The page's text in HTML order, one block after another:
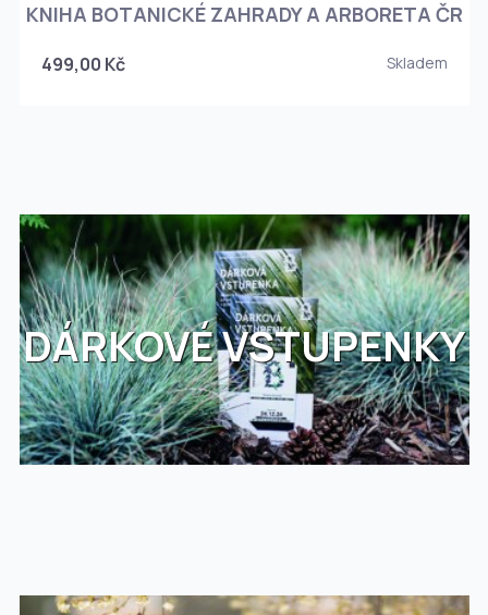
KNIHA BOTANICKÉ ZAHRADY A ARBORETA ČR
499,00 Kč Skladem
DÁRKOVÉ VSTUPENKY